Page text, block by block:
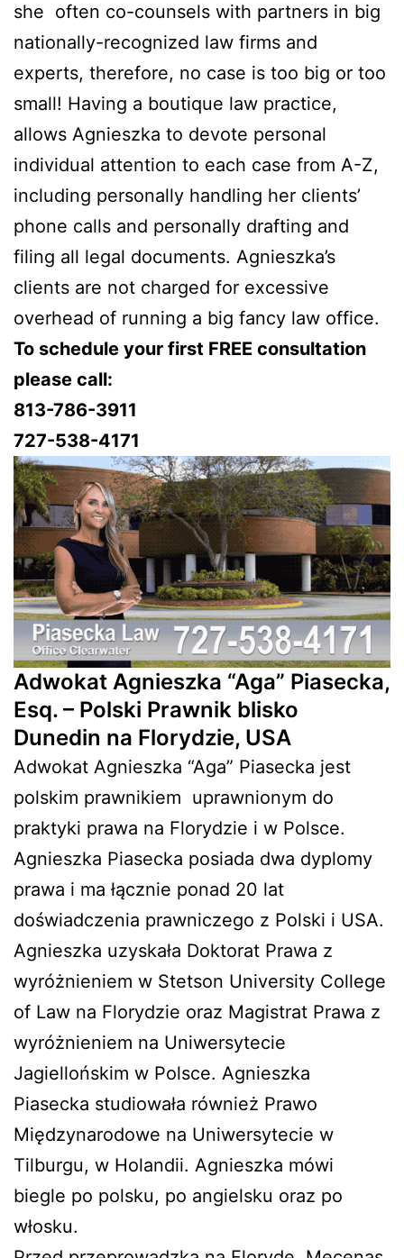
she often co-counsels with partners in big
nationally-recognized law firms and
experts, therefore, no case is too big or too
small! Having a boutique law practice,
allows Agnieszka to devote personal
individual attention to each case from A-Z,
including personally handling her clients’
phone calls and personally drafting and
filing all legal documents. Agnieszka’s
clients are not charged for excessive
overhead of running a big fancy law office.
To schedule your first FREE consultation
please call:
813-786-3911
727-538-4171
Adwokat Agnieszka “Aga” Piasecka,
Esq. – Polski Prawnik blisko
Dunedin na Florydzie, USA
Adwokat Agnieszka “Aga” Piasecka jest
polskim prawnikiem uprawnionym do
praktyki prawa na Florydzie i w Polsce.
Agnieszka Piasecka posiada dwa dyplomy
prawa i ma łącznie ponad 20 lat
doświadczenia prawniczego z Polski i USA.
Agnieszka uzyskała Doktorat Prawa z
wyróżnieniem w Stetson University College
of Law na Florydzie oraz Magistrat Prawa z
wyróżnieniem na Uniwersytecie
Jagiellońskim w Polsce. Agnieszka
Piasecka studiowała również Prawo
Międzynarodowe na Uniwersytecie w
Tilburgu, w Holandii. Agnieszka mówi
biegle po polsku, po angielsku oraz po
włosku.